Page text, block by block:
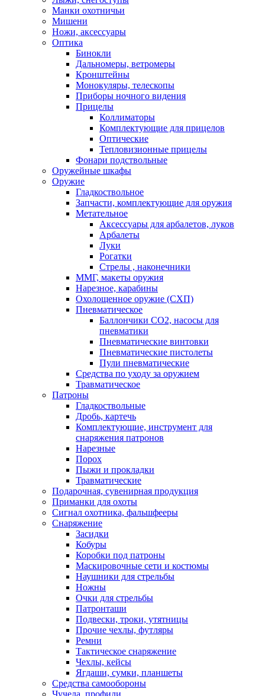
Манки охотничьи
Мишени
Ножи, аксессуары
Оптика
Бинокли
Дальномеры, ветромеры
Кронштейны
Монокуляры, телескопы
Приборы ночного видения
Прицелы
Коллиматоры
Комплектующие для прицелов
Оптические
Тепловизионные прицелы
Фонари подствольные
Оружейные шкафы
Оружие
Гладкоствольное
Запчасти, комплектующие для оружия
Метательное
Аксессуары для арбалетов, луков
Арбалеты
Луки
Рогатки
Стрелы , наконечники
ММГ, макеты оружия
Нарезное, карабины
Охолощенное оружие (СХП)
Пневматическое
Баллончики СО2, насосы для
пневматики
Пневматические винтовки
Пневматические пистолеты
Пули пневматические
Средства по уходу за оружием
Травматическое
Патроны
Гладкоствольные
Дробь, картечь
Комплектующие, инструмент для
снаряжения патронов
Нарезные
Порох
Пыжи и прокладки
Травматические
Подарочная, сувенирная продукция
Приманки для охоты
Сигнал охотника, фальшфееры
Снаряжение
Засидки
Кобуры
Коробки под патроны
Маскировочные сети и костюмы
Наушники для стрельбы
Ножны
Очки для стрельбы
Патронташи
Подвески, троки, утятницы
Прочие чехлы, футляры
Ремни
Тактическое снаряжение
Чехлы, кейсы
Ягдаши, сумки, планшеты
Средства самообороны
Чучела, профили